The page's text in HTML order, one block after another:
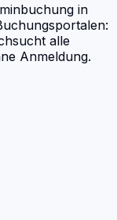
in
alle
Anmeldung.